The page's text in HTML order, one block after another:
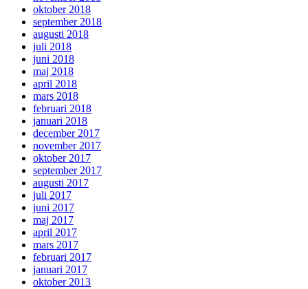
oktober 2018
september 2018
augusti 2018
juli 2018
juni 2018
maj 2018
april 2018
mars 2018
februari 2018
januari 2018
december 2017
november 2017
oktober 2017
september 2017
augusti 2017
juli 2017
juni 2017
maj 2017
april 2017
mars 2017
februari 2017
januari 2017
oktober 2013